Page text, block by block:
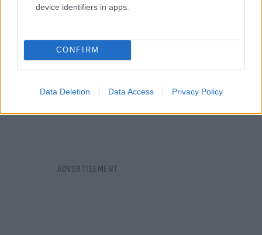
device identifiers in apps.
CONFIRM
Data Deletion Data Access Privacy Policy